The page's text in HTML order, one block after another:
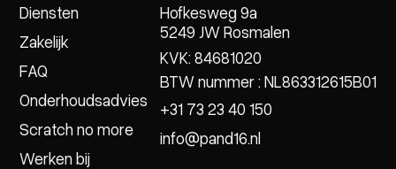
Diensten
Zakelijk
FAQ
Onderhoudsadvies
Scratch no more
Werken bij
Hofkesweg 9a
5249 JW Rosmalen
KVK: 84681020
BTW nummer : NL863312615B01
+31 73 23 40 150
info@pand16.nl